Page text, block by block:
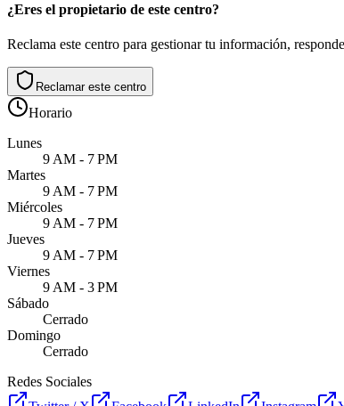
¿Eres el propietario de este centro?
Reclama este centro para gestionar tu información,
Reclamar este centro
Horario
Lunes
9 AM - 7 PM
Martes
9 AM - 7 PM
Miércoles
9 AM - 7 PM
Jueves
9 AM - 7 PM
Viernes
9 AM - 3 PM
Sábado
Cerrado
Domingo
Cerrado
Redes Sociales